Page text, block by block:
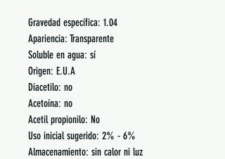
Gravedad específica: 1.04
Apariencia: Transparente
Soluble en agua: sí
Origen: E.U.A
Diacetilo: no
Acetoína: no
Acetil propionilo: No
Uso inicial sugerido: 2% - 6%
Almacenamiento: sin calor ni luz